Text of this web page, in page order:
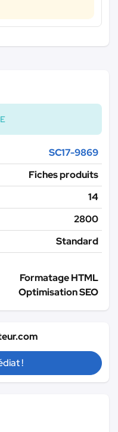
SC17-9869
Fiches produits
14
2800
Standard
Formatage HTML
Optimisation SEO
!